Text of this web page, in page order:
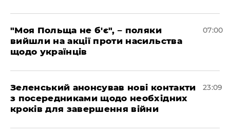
"Моя Польща не б'є", – поляки
вийшли на акції проти насильства
щодо українців
07:00
Зеленський анонсував нові контакти
з посередниками щодо необхідних
кроків для завершення війни
23:09